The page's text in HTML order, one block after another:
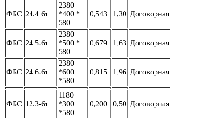
ФБС 24.4-6т
2380
*400 *
580
0,543 1,30 Договорная
ФБС 24.5-6т
2380
*500 *
580
0,679 1,63 Договорная
ФБС 24.6-6т
2380
*600
*580
0,815 1,96 Договорная
ФБС 12.3-6т
1180
*300
*580
0,200 0,50 Договорная